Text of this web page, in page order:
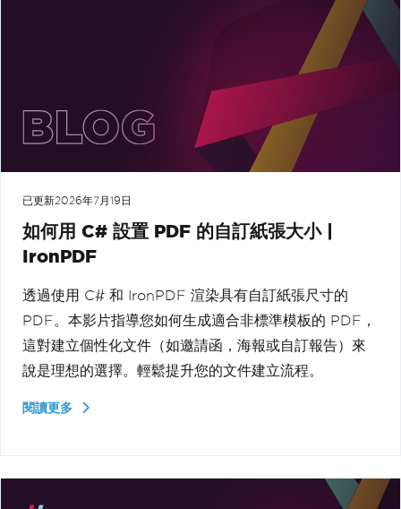
已更新2026年7月19日
如何用 C# 設置 PDF 的自訂紙張大小 |
IronPDF
透過使用 C# 和 IronPDF 渲染具有自訂紙張尺寸的
PDF。本影片指導您如何生成適合非標準模板的 PDF，
這對建立個性化文件（如邀請函，海報或自訂報告）來
說是理想的選擇。輕鬆提升您的文件建立流程。
閱讀更多